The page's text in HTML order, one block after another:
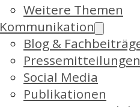
Weitere Themen
Kommunikation
Blog &
Pressemitteilungen
Social Media
Publikationen